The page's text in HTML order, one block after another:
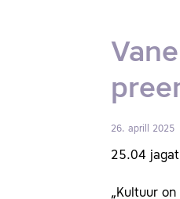
26. aprill 2025
25.04
„Kultuur